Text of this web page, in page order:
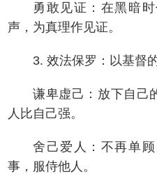
勇敢见证：在黑暗
声，为真理作见证。
3. 效法保罗：以基督
谦卑虚己：放下自己
人比自己强。
舍己爱人：不再单
事，服侍他人。